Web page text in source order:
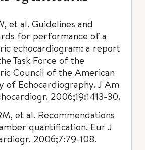
et al. Guidelines and
for performance of a
echocardiogram: a report
Task Force of the
Council of the American
of Echocardiography. J Am
2006;19:1413-30.
et al. Recommendations
quantification. Eur J
2006;7:79-108.